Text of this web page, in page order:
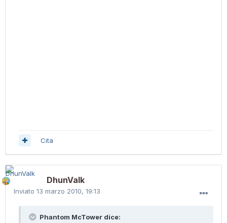
Cita
DhunValk
Inviato 13 marzo 2010, 19:13
Phantom McTower dice: